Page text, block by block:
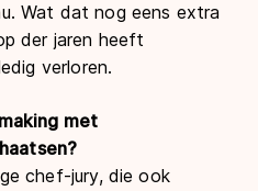
Wat dat nog eens extra
der jaren heeft
verloren.
met
chef-jury, die ook